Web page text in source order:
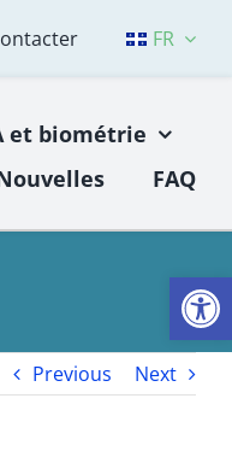
FR
et biométrie
FAQ
Previous Next